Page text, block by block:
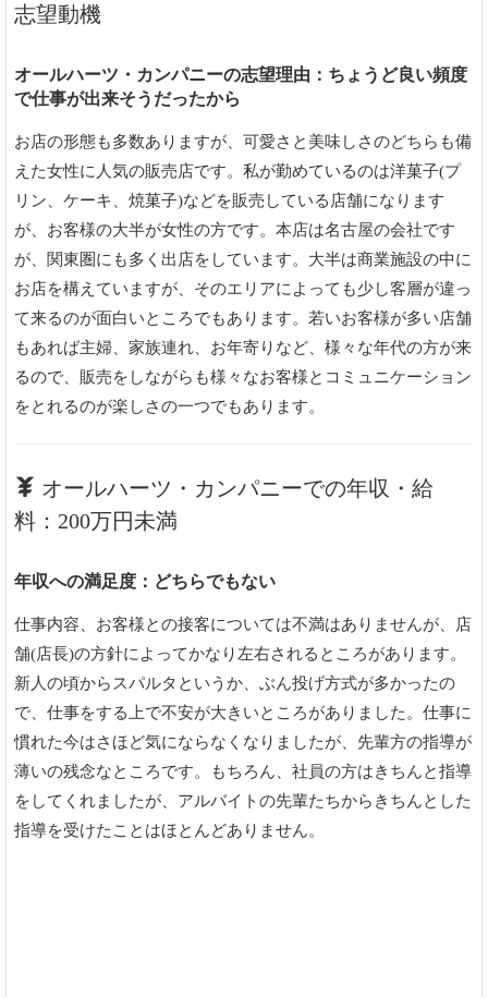
志望動機
オールハーツ・カンパニーの志望理由：ちょうど良い頻度
で仕事が出来そうだったから
お店の形態も多数ありますが、可愛さと美味しさのどちらも備
えた女性に人気の販売店です。私が勤めているのは洋菓子(プ
リン、ケーキ、焼菓子)などを販売している店舗になります
が、お客様の大半が女性の方です。本店は名古屋の会社です
が、関東圏にも多く出店をしています。大半は商業施設の中に
お店を構えていますが、そのエリアによっても少し客層が違っ
て来るのが面白いところでもあります。若いお客様が多い店舗
もあれば主婦、家族連れ、お年寄りなど、様々な年代の方が来
るので、販売をしながらも様々なお客様とコミュニケーション
をとれるのが楽しさの一つでもあります。
オールハーツ・カンパニーでの年収・給
料：200万円未満
年収への満足度：どちらでもない
仕事内容、お客様との接客については不満はありませんが、店
舗(店長)の方針によってかなり左右されるところがあります。
新人の頃からスパルタというか、ぶん投げ方式が多かったの
で、仕事をする上で不安が大きいところがありました。仕事に
慣れた今はさほど気にならなくなりましたが、先輩方の指導が
薄いの残念なところです。もちろん、社員の方はきちんと指導
をしてくれましたが、アルバイトの先輩たちからきちんとした
指導を受けたことはほとんどありません。